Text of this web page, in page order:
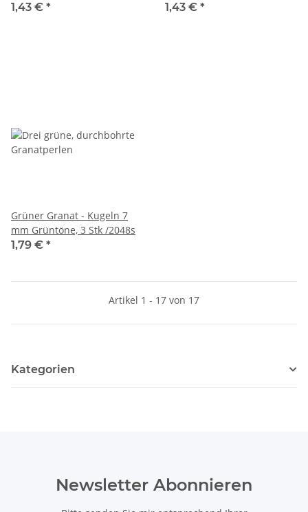
1,43 € *
1,43 € *
Grüner Granat - Kugeln 7
mm Grüntöne, 3 Stk /2048s
1,79 € *
Artikel 1 - 17 von 17
Kategorien
Newsletter Abonnieren